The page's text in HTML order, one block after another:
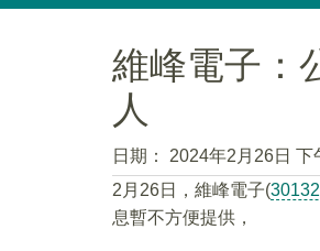
維峰電子：
人
日期：
2024年2月26日 下
2月26日，維峰電子(
息暫不方便提供，